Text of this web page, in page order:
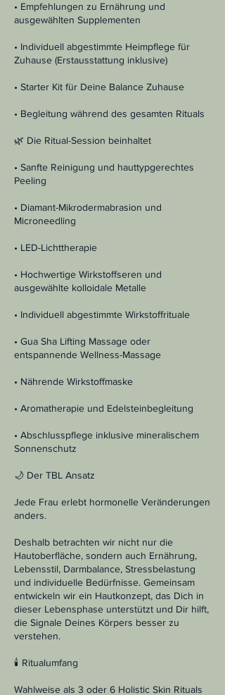
• Empfehlungen zu Ernährung und
ausgewählten Supplementen
• Individuell abgestimmte Heimpflege für
Zuhause (Erstausstattung inklusive)
• Starter Kit für Deine Balance Zuhause
• Begleitung während des gesamten Rituals
🌿 Die Ritual-Session beinhaltet
• Sanfte Reinigung und hauttypgerechtes
Peeling
• Diamant-Mikrodermabrasion und
Microneedling
• LED-Lichttherapie
• Hochwertige Wirkstoffseren und
ausgewählte kolloidale Metalle
• Individuell abgestimmte Wirkstoffrituale
• Gua Sha Lifting Massage oder
entspannende Wellness-Massage
• Nährende Wirkstoffmaske
• Aromatherapie und Edelsteinbegleitung
• Abschlusspflege inklusive mineralischem
Sonnenschutz
🌙 Der TBL Ansatz
Jede Frau erlebt hormonelle Veränderungen
anders.
Deshalb betrachten wir nicht nur die
Hautoberfläche, sondern auch Ernährung,
Lebensstil, Darmbalance, Stressbelastung
und individuelle Bedürfnisse. Gemeinsam
entwickeln wir ein Hautkonzept, das Dich in
dieser Lebensphase unterstützt und Dir hilft,
die Signale Deines Körpers besser zu
verstehen.
🕯 Ritualumfang
Wahlweise als 3 oder 6 Holistic Skin Rituals